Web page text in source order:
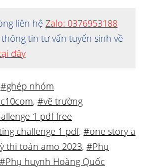
liên hệ Zalo: 0376953188
tin tư vấn tuyển sinh về
đây
#ghép nhóm
, #vẽ trường
1 pdf free
challenge 1 pdf, #one story a
thi toán amo 2023, #Phụ
#Phụ huynh Hoàng Quốc